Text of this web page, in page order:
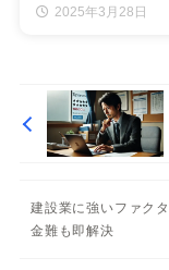
2025年3月28日
建設業に強いファク
金難も即解決